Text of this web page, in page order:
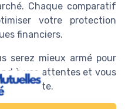
Chaque comparatif
votre protection
financiers.
serez mieux armé pour
à vos attentes et vous